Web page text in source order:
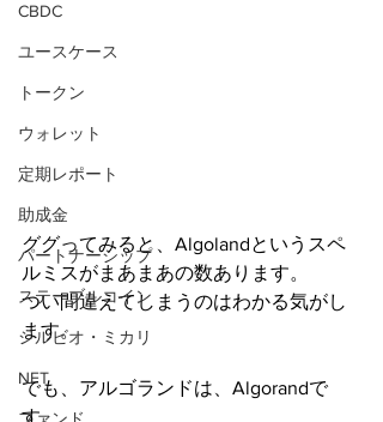
CBDC
ユースケース
トークン
ウォレット
定期レポート
助成金
パートナーシップ
ステーブルコイン
シルビオ・ミカリ
NFT
ググってみると、Algolandというスペ
ルミスがまあまあの数あります。
つい間違えてしまうのはわかる気がし
ます。
でも、アルゴランドは、Algorandで
す。